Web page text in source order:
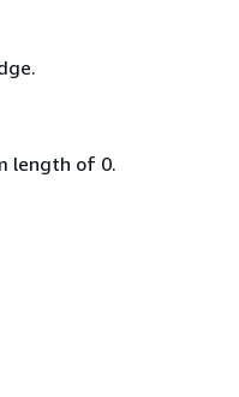
length of 0.